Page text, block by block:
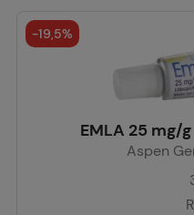
EMLA 25 mg/
Aspen
-19,5%